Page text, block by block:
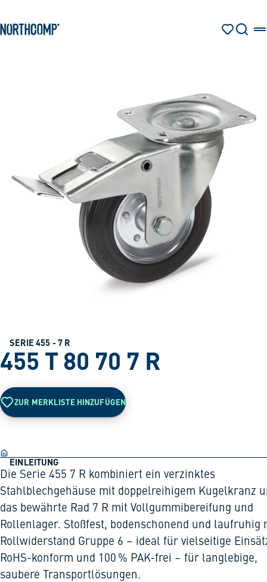
Zur Navigation springen
SUCHE
Sprache auswählen
DE
SERIE 455 - 7 R
455 T 80 70 7 R
ZUR MERKLISTE HINZUFÜGEN
EINLEITUNG
Die Serie 455 7 R kombiniert ein verzinktes
Stahlblechgehäuse mit doppelreihigem Kugelkranz
das bewährte Rad 7 R mit Vollgummibereifung und
Rollenlager. Stoßfest, bodenschonend und laufruhig
Rollwiderstand Gruppe 6 – ideal für vielseitige
RoHS-konform und 100 % PAK-frei – für langlebige,
saubere Transportlösungen.